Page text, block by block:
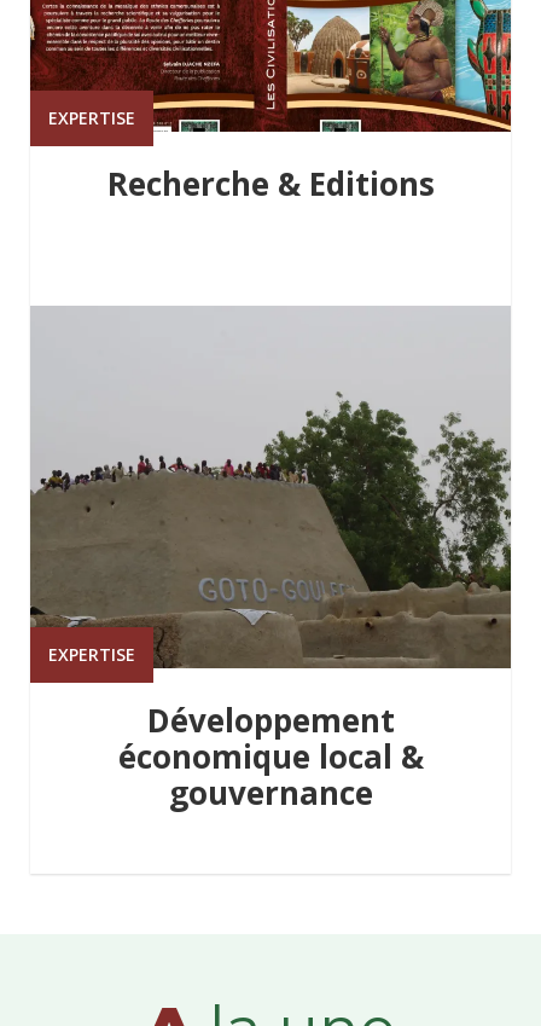
EXPERTISE
Recherche & Editions
EXPERTISE
Développement
économique local &
gouvernance